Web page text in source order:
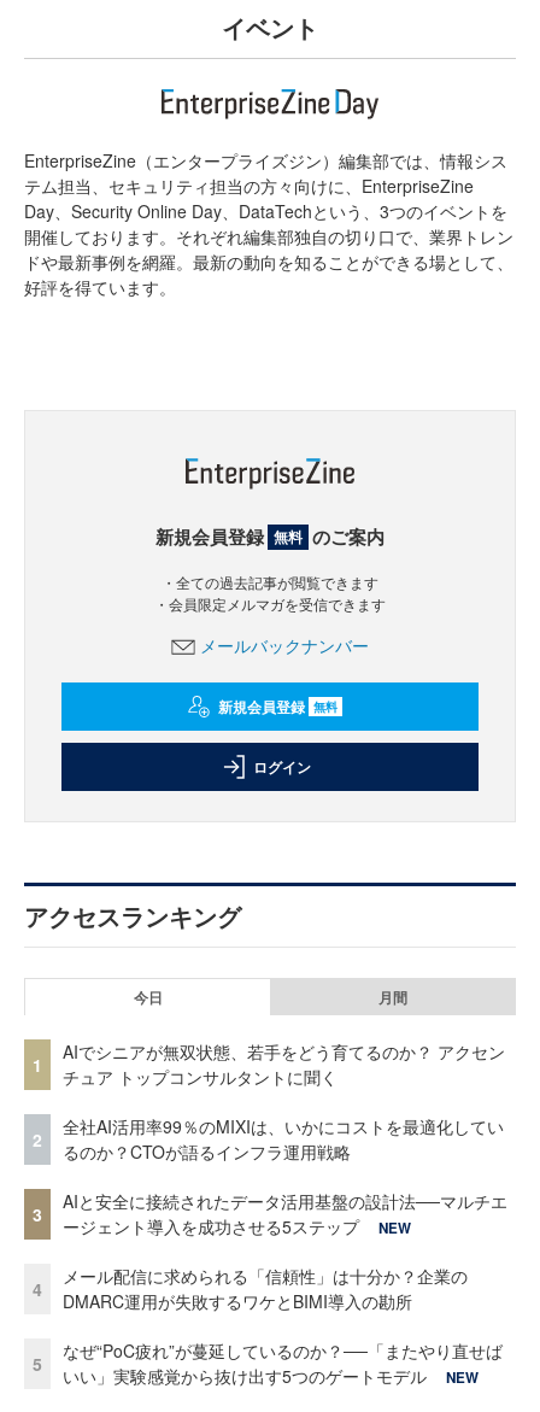
イベント
EnterpriseZine（エンタープライズジン）編集部では、情報シス
テム担当、セキュリティ担当の方々向けに、EnterpriseZine
Day、Security Online Day、DataTechという、3つのイベントを
開催しております。それぞれ編集部独自の切り口で、業界トレン
ドや最新事例を網羅。最新の動向を知ることができる場として、
好評を得ています。
新規会員登録 無料 のご案内
・全ての過去記事が閲覧できます
・会員限定メルマガを受信できます
メールバックナンバー
新規会員登録 無料
ログイン
アクセスランキング
今日 月間
1
AIでシニアが無双状態、若手をどう育てるのか？ アクセン
チュア トップコンサルタントに聞く
2
全社AI活用率99％のMIXIは、いかにコストを最適化してい
るのか？CTOが語るインフラ運用戦略
3
AIと安全に接続されたデータ活用基盤の設計法──マルチエ
ージェント導入を成功させる5ステップ
NEW
4
メール配信に求められる「信頼性」は十分か？企業の
DMARC運用が失敗するワケとBIMI導入の勘所
5
なぜ“PoC疲れ”が蔓延しているのか？──「またやり直せば
いい」実験感覚から抜け出す5つのゲートモデル
NEW